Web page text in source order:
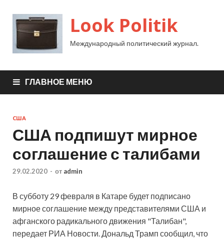
Look Politik
Международный политический журнал.
ГЛАВНОЕ МЕНЮ
США
США подпишут мирное
соглашение с талибами
29.02.2020 - от admin
В субботу 29 февраля в Катаре будет подписано
мирное соглашение между представителями США и
афганского радикального движения "Талибан",
передает РИА Новости. Дональд Трамп сообщил, что